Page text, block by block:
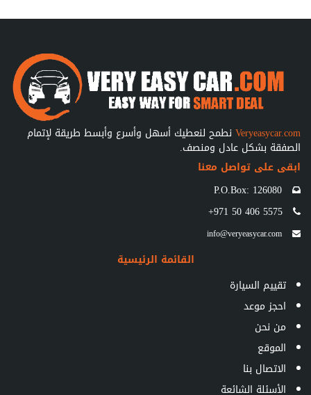
Veryeasycar.com نطمح لنعطيك أسهل وأسرع وأبسط طريقة لإتمام
الصفقة بشكل عادل ومنصف.
ابقى على تواصل معنا
P.O.Box: 126080
+971 50 406 5575
info@veryeasycar.com
القائمة الرئيسية
تقييم السيارة
احجز موعد
من نحن
الموقع
الاتصال بنا
الأسئلة الشائعة